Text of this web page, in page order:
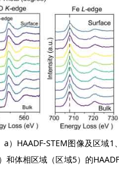
a）HAADF-STEM图像及区
和体相区域（区域5）的